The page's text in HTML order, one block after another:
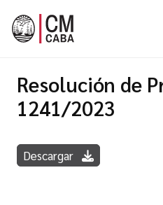
Resolución de
1241/2023
Descargar